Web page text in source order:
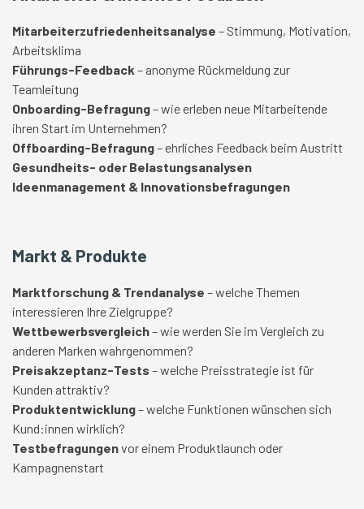
Mitarbeiterzufriedenheitsanalyse – Stimmung, Motivation,
Arbeitsklima
Führungs-Feedback – anonyme Rückmeldung zur
Teamleitung
Onboarding-Befragung– wie erleben neue Mitarbeitende
ihren Start im Unternehmen?
Offboarding-Befragung– ehrliches Feedback beim Austritt
Gesundheits- oder Belastungsanalysen
Ideenmanagement & Innovationsbefragungen
Markt & Produkte
Marktforschung & Trendanalyse – welche Themen
interessieren Ihre Zielgruppe?
Wettbewerbsvergleich– wie werden Sie im Vergleich zu
anderen Marken wahrgenommen?
Preisakzeptanz-Tests – welche Preisstrategie ist für
Kunden attraktiv?
Produktentwicklung– welche Funktionen wünschen sich
Kund:innen wirklich?
Testbefragungenvor einem Produktlaunch oder
Kampagnenstart